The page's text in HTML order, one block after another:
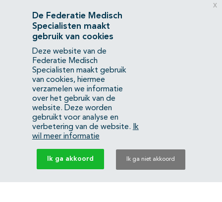
Privacyverklaring
Contact
Mercatorlaan 1200
3528 BL Utrecht
(088) 505 34 34
info@richtlijnendatabase.nl
YouTubeLinkedIn
KvK Federatie Medisch Specialisten:40483480
Privacyverklaring
De Federatie Medisch
Specialisten maakt
gebruik van cookies
Deze website van de
Federatie Medisch
Specialisten maakt gebruik
van cookies, hiermee
verzamelen we informatie
over het gebruik van de
website. Deze worden
gebruikt voor analyse en
verbetering van de website.
Ik
wil meer informatie
Ik ga akkoord Ik ga niet akkoord
x